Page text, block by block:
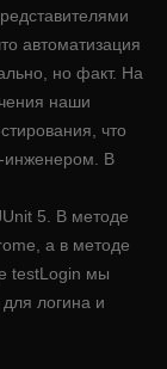
автоматизация
но факт. На
наши
что
инженером. В
5. В методе
а в методе
testLogin мы
логина и